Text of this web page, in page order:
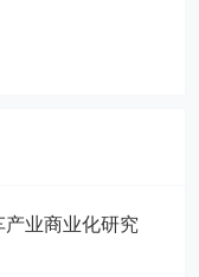
业商业化研究